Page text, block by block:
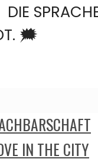
DIE
🗯️
IN THE CITY